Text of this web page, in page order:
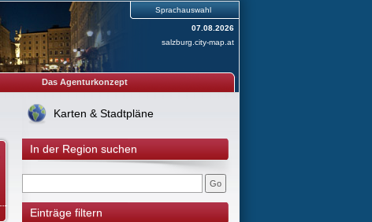
Sprachauswahl
07.08.2026
salzburg.city-map.at
Das Agenturkonzept
Karten & Stadtpläne
In der Region suchen
Einträge filtern